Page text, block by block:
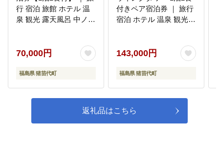
行 宿泊 旅館 ホテル 温
泉 観光 露天風呂 中ノ沢
70,000円
福島県 猪苗代町
付きペア宿泊券 ｜ 旅行
宿泊 ホテル 温泉 観光
温泉 福島県 猪苗代
143,000円
福島県 猪苗代町
返礼品はこちら